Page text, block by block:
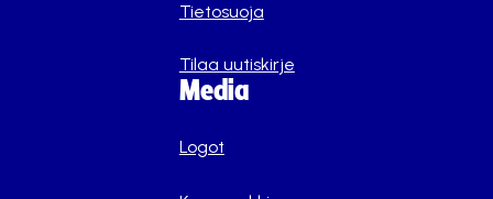
Tietosuoja
Tilaa uutiskirje
Media
Logot